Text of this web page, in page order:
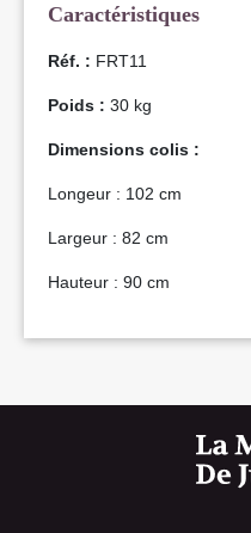
Caractéristiques
Réf. : FRT11
Poids : 30 kg
Dimensions colis :
Longeur : 102 cm
Largeur : 82 cm
Hauteur : 90 cm